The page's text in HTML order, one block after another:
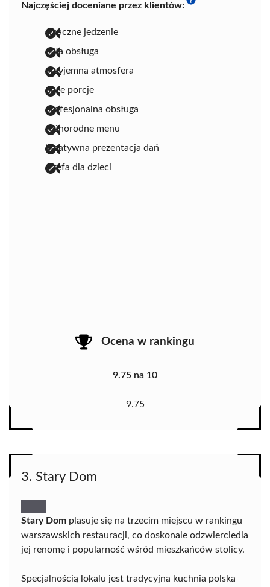
Najczęściej doceniane przez klientów:
smaczne jedzenie
miła obsługa
przyjemna atmosfera
duże porcje
profesjonalna obsługa
różnorodne menu
kreatywna prezentacja dań
strefa dla dzieci
Ocena w rankingu
9.75 na 10
9.75
3. Stary Dom
Stary Dom plasuje się na trzecim miejscu w rankingu
warszawskich restauracji, co doskonale odzwierciedla
jej renomę i popularność wśród mieszkańców stolicy.
Specjalnością lokalu jest tradycyjna kuchnia polska